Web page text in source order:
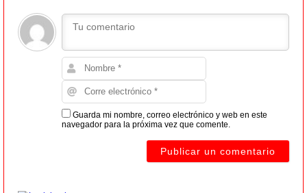
Guarda mi nombre, correo electrónico y web en este
navegador para la próxima vez que comente.